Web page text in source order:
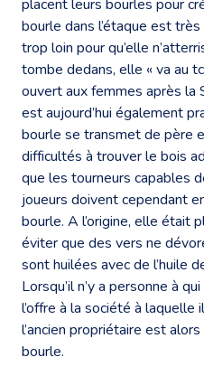
placent leurs bourles pour
bourle dans l’étaque est
trop loin pour qu’elle
tombe dedans, elle « va au
ouvert aux femmes après la
est aujourd’hui également
bourle se transmet de père
difficultés à trouver le bois
que les tourneurs capables
joueurs doivent cependant
bourle. A l’origine, elle était
éviter que des vers ne
sont huilées avec de l’huile
Lorsqu’il n’y a personne à
l’offre à la société à laquelle
l’ancien propriétaire est
bourle.